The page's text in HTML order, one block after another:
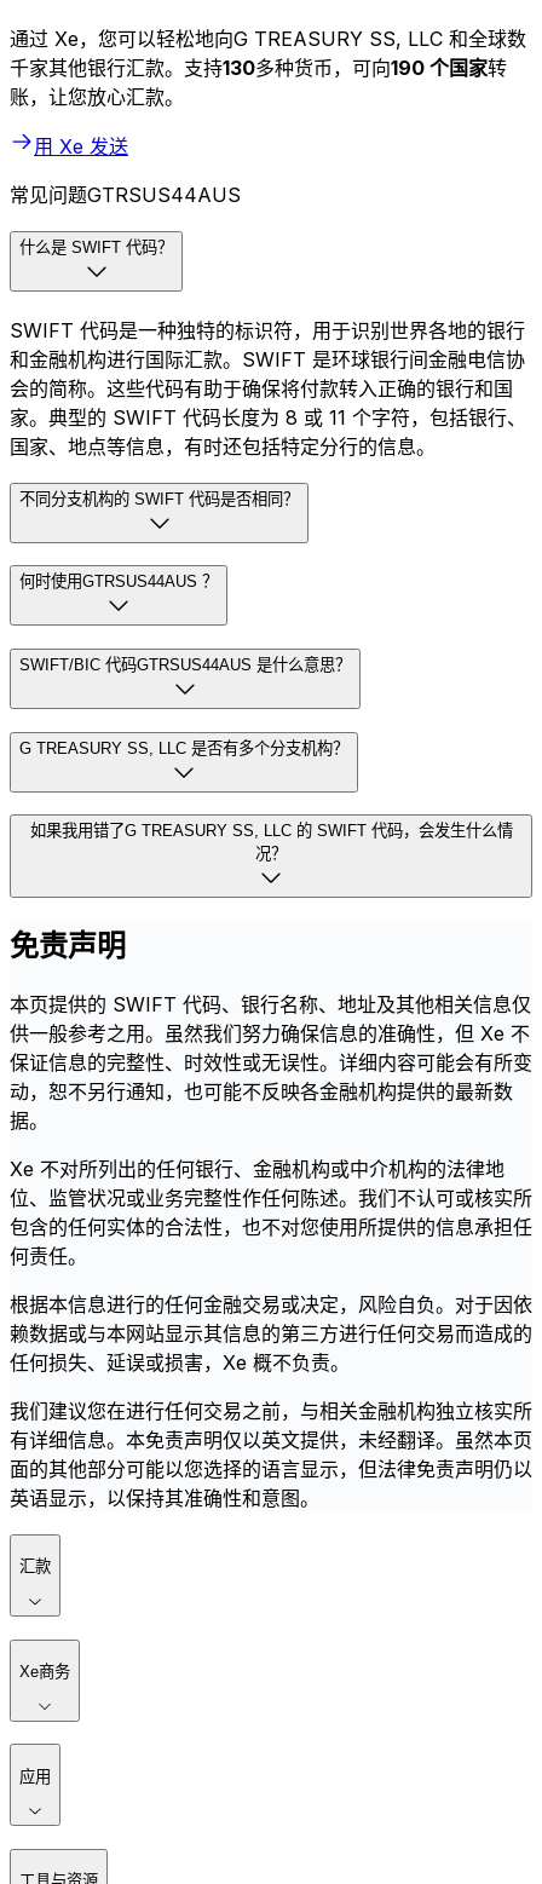
通过 Xe，您可以轻松地向G TREASURY SS, LLC 和全球数
千家其他银行汇款。支持130多种货币，可向190 个国家转
账，让您放心汇款。
用 Xe 发送
常见问题GTRSUS44AUS
什么是 SWIFT 代码？
SWIFT 代码是一种独特的标识符，用于识别世界各地的银行
和金融机构进行国际汇款。SWIFT 是环球银行间金融电信协
会的简称。这些代码有助于确保将付款转入正确的银行和国
家。典型的 SWIFT 代码长度为 8 或 11 个字符，包括银行、
国家、地点等信息，有时还包括特定分行的信息。
不同分支机构的 SWIFT 代码是否相同？
何时使用GTRSUS44AUS ？
SWIFT/BIC 代码GTRSUS44AUS 是什么意思？
G TREASURY SS, LLC 是否有多个分支机构？
如果我用错了G TREASURY SS, LLC 的 SWIFT 代码，会发生什么情
况？
免责声明
本页提供的 SWIFT 代码、银行名称、地址及其他相关信息仅
供一般参考之用。虽然我们努力确保信息的准确性，但 Xe 不
保证信息的完整性、时效性或无误性。详细内容可能会有所变
动，恕不另行通知，也可能不反映各金融机构提供的最新数
据。
Xe 不对所列出的任何银行、金融机构或中介机构的法律地
位、监管状况或业务完整性作任何陈述。我们不认可或核实所
包含的任何实体的合法性，也不对您使用所提供的信息承担任
何责任。
根据本信息进行的任何金融交易或决定，风险自负。对于因依
赖数据或与本网站显示其信息的第三方进行任何交易而造成的
任何损失、延误或损害，Xe 概不负责。
我们建议您在进行任何交易之前，与相关金融机构独立核实所
有详细信息。本免责声明仅以英文提供，未经翻译。虽然本页
面的其他部分可能以您选择的语言显示，但法律免责声明仍以
英语显示，以保持其准确性和意图。
汇款
Xe商务
应用